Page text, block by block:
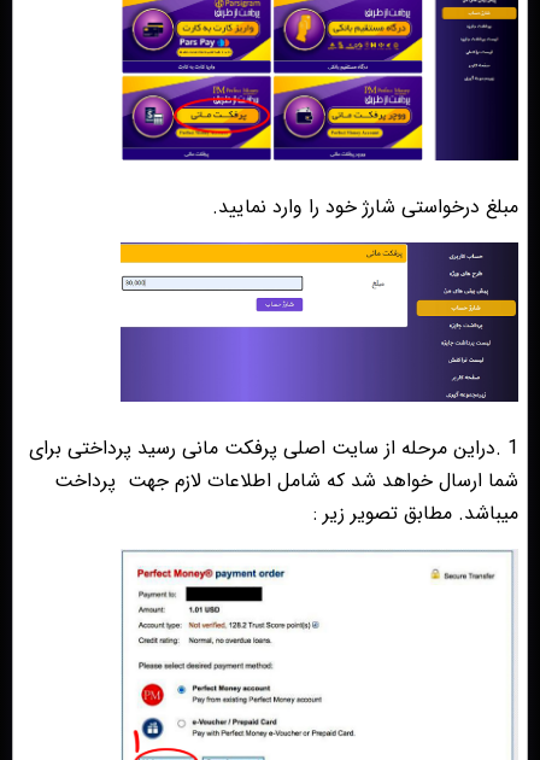
مبلغ درخواستی شارژ خود را وارد نمایید.
1 .دراین مرحله از سایت اصلی پرفکت مانی رسید پرداختی برای
شما ارسال خواهد شد که شامل اطلاعات لازم جهت پرداخت
میباشد. مطابق تصویر زیر :